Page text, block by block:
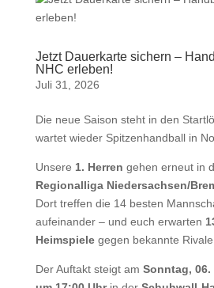
Jetzt Dauerkarte sichern –
NHC erleben!
Juli 31, 2026
Die neue Saison steht in den
wartet wieder Spitzenhandball in
Unsere 1. Herren gehen erneut in
Regionalliga Niedersachsen/
Dort treffen die 14 besten
aufeinander – und euch erwarten
Heimspielegegen bekannte
Der Auftakt steigt am Sonntag, 06.